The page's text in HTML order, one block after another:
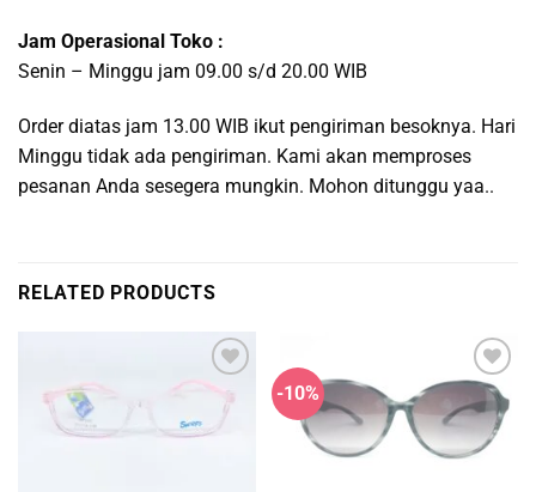
Jam Operasional Toko :
Senin – Minggu jam 09.00 s/d 20.00 WIB
Order diatas jam 13.00 WIB ikut pengiriman besoknya. Hari
Minggu tidak ada pengiriman. Kami akan memproses
pesanan Anda sesegera mungkin. Mohon ditunggu yaa..
RELATED PRODUCTS
-10%